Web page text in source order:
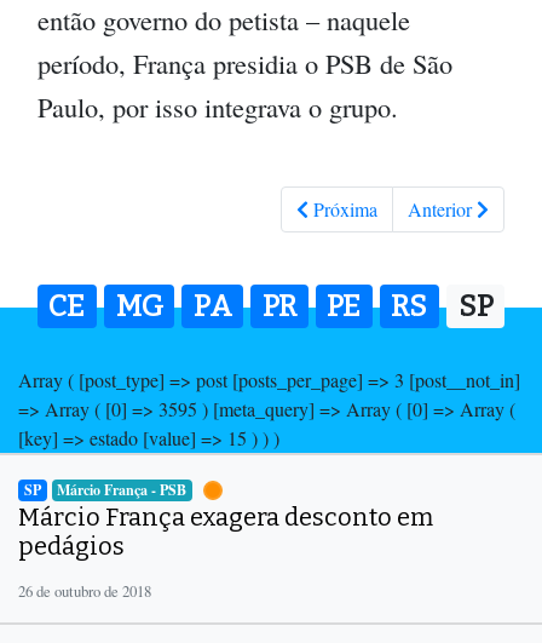
então governo do petista – naquele
período, França presidia o PSB de São
Paulo, por isso integrava o grupo.
Próxima Anterior
CE MG PA PR PE RS SP
Array ( [post_type] => post [posts_per_page] => 3 [post__not_in]
=> Array ( [0] => 3595 ) [meta_query] => Array ( [0] => Array (
[key] => estado [value] => 15 ) ) )
SP Márcio França - PSB
Márcio França exagera desconto em
pedágios
26 de outubro de 2018